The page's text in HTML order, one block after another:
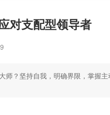
对支配型领导者
师？坚持自我，明确界限，掌握